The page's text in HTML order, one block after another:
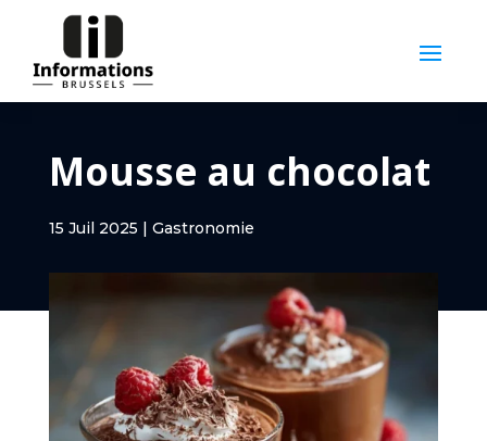
Mousse au chocolat
15 Juil 2025 | Gastronomie